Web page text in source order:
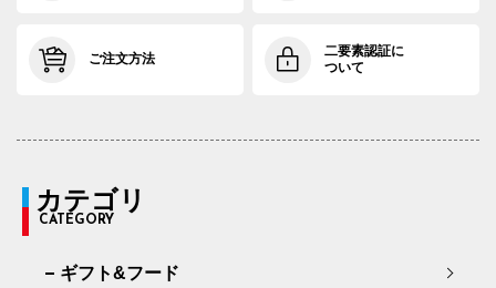
ご注文方法
二要素認証に
ついて
カテゴリ
CATEGORY
ギフト&フード